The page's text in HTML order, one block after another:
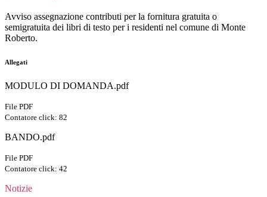
Avviso assegnazione contributi per la fornitura gratuita o
semigratuita dei libri di testo per i residenti nel comune di Monte
Roberto.
Allegati
MODULO DI DOMANDA.pdf
File PDF
Contatore click: 82
BANDO.pdf
File PDF
Contatore click: 42
Notizie